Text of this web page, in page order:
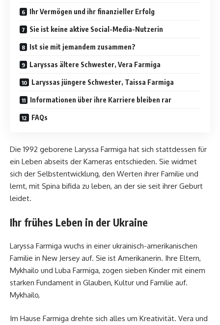
Ihr Vermögen und ihr finanzieller Erfolg
Sie ist keine aktive Social-Media-Nutzerin
Ist sie mit jemandem zusammen?
Laryssas ältere Schwester, Vera Farmiga
Laryssas jüngere Schwester, Taissa Farmiga
Informationen über ihre Karriere bleiben rar
FAQs
Die 1992 geborene Laryssa Farmiga hat sich stattdessen für
ein Leben abseits der Kameras entschieden. Sie widmet
sich der Selbstentwicklung, den Werten ihrer Familie und
lernt, mit Spina bifida zu leben, an der sie seit ihrer Geburt
leidet.
Ihr frühes Leben in der Ukraine
Laryssa Farmiga wuchs in einer ukrainisch-amerikanischen
Familie in New Jersey auf. Sie ist Amerikanerin. Ihre Eltern,
Mykhailo und Luba Farmiga, zogen sieben Kinder mit einem
starken Fundament in Glauben, Kultur und Familie auf.
Mykhailo,
Im Hause Farmiga drehte sich alles um Kreativität. Vera und